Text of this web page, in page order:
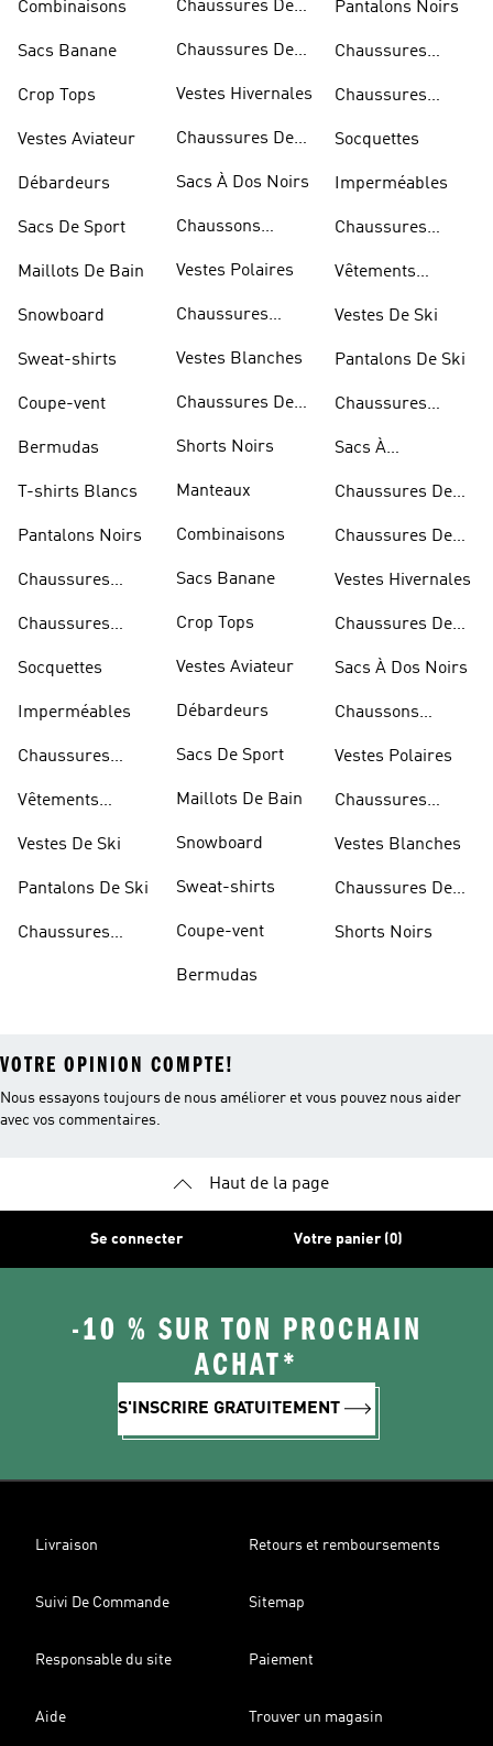
Combinaisons
Sacs Banane
Crop Tops
Vestes Aviateur
Débardeurs
Sacs De Sport
Maillots De Bain
Snowboard
Sweat-shirts
Coupe-vent
Bermudas
T-shirts Blancs
Pantalons Noirs
Chaussures
Chaussures
Socquettes
Imperméables
Chaussures
Vêtements
Vestes De Ski
Pantalons De Ski
Chaussures
Chaussures De
Chaussures De
Vestes Hivernales
Chaussures De
Sacs À Dos Noirs
Chaussons
Vestes Polaires
Chaussures
Vestes Blanches
Chaussures De
Shorts Noirs
Manteaux
Combinaisons
Sacs Banane
Crop Tops
Vestes Aviateur
Débardeurs
Sacs De Sport
Maillots De Bain
Snowboard
Sweat-shirts
Coupe-vent
Bermudas
Pantalons Noirs
Chaussures
Chaussures
Socquettes
Imperméables
Chaussures
Vêtements
Vestes De Ski
Pantalons De Ski
Chaussures
Sacs À
Chaussures De
Chaussures De
Vestes Hivernales
Chaussures De
Sacs À Dos Noirs
Chaussons
Vestes Polaires
Chaussures
Vestes Blanches
Chaussures De
Shorts Noirs
VOTRE OPINION COMPTE!
Nous essayons toujours de nous améliorer et vous pouvez nous aider
avec vos commentaires.
Haut de la page
Se connecter Votre panier (0)
-10 % SUR TON PROCHAIN
ACHAT*
S'INSCRIRE GRATUITEMENT
Livraison Retours et remboursements
Suivi De Commande Sitemap
Responsable du site Paiement
Aide Trouver un magasin